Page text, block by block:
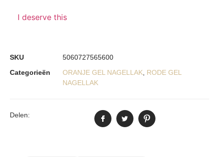
I deserve this
SKU
5060727565600
Categorieën
ORANJE GEL NAGELLAK RODE GEL
NAGELLAK
Delen: